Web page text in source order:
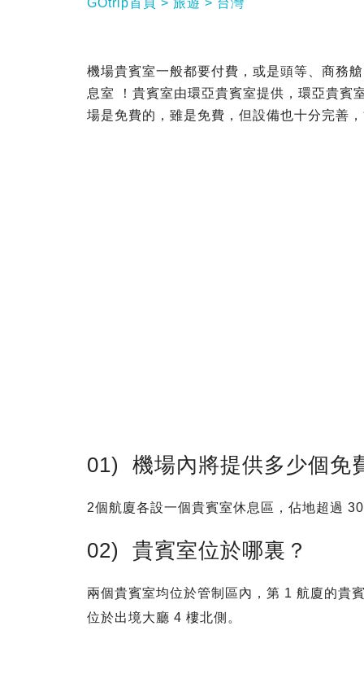
GOtrip首頁 旅遊 台灣
機場貴賓室一般都要付費，或是頭等、商務
息室 ！貴賓室由環亞貴賓室提供，環亞貴賓
場是免費的，雖是免費，但設備也十分完善
01) 機場內將提供多少個免
2個航廈各設一個貴賓室休息區，佔地超過
02) 貴賓室位於哪裏？
兩個貴賓室均位於管制區內，第 1 航廈的貴
位於出境大廳 4 樓北側。